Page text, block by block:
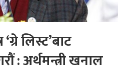
लिस्ट’बाट
: अर्थमन्त्री खनाल